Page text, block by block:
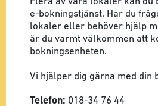
e-bokningstjänst. Har du
lokaler eller behöver hjälp
är du varmt välkommen att
bokningsenheten.
Vi hjälper dig gärna med din
Telefon: 018-34 76 44